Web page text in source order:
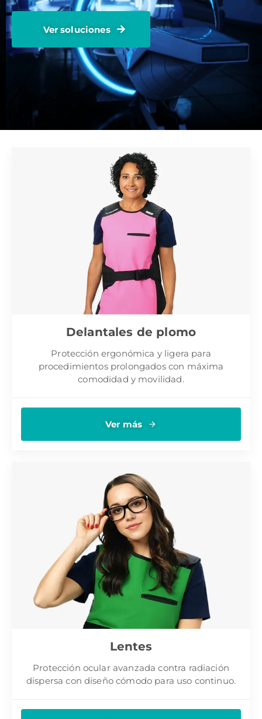
Ver soluciones
Delantales de plomo
Protección ergonómica y ligera para
procedimientos prolongados con máxima
comodidad y movilidad.
Ver más
Lentes
Protección ocular avanzada contra radiación
dispersa con diseño cómodo para uso continuo.